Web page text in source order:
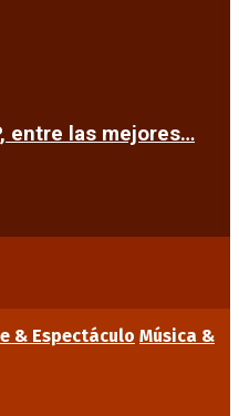
entre las mejores…
& Espectáculo Música &